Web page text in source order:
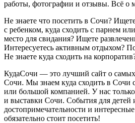
работы, фотографии и отзывы. Всё о
Не знаете что посетить в Сочи?
с ребенком, куда сходить с парнем
место для свидания? Ищете
Интересуетесь активным отдыхом?
Не знаете куда сходить на
КудаСочи — это лучший сайт о
Сочи. Мы знаем куда сходить в Сочи
или большой компанией. У нас
и выставки Сочи. События для детей
достопримечательности и
обязательно стоит посетить!